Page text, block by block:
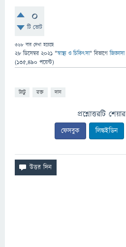
0
টি ভোট
368 বার দেখা হয়েছে
28 ডিসেম্বর 2021 "স্বাস্থ্য ও চিকিৎসা" বিভাগে জিজ্ঞাসা
(135,490 পয়েন্ট)
ট্যাটু রক্ত দান
প্রশ্নোত্তরটি
ফেসবুক লিঙ্কইডিন